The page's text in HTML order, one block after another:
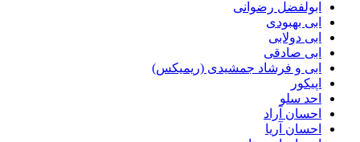
ابولفضل رضوانی
ابی بهبودی
ابی دولابی
ابی صادقی
ابی و فرشاد جمشیدی (ریمیکس)
اپیکور
احد سلو
احسان آراد
احسان آریا